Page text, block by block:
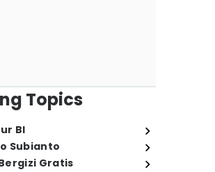
Topics
BI
Subianto
Gratis